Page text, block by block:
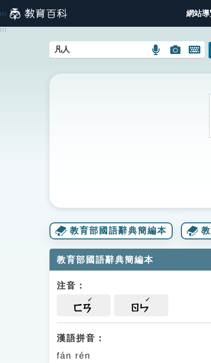
到
主
::: 網站導
:::
語
搜
圖
搜
開
鍵
教育部國語辭典簡編本
教育部國語辭典簡編本
注音：
ㄈㄢ ㄖㄣ
漢語拼音：
fán rén